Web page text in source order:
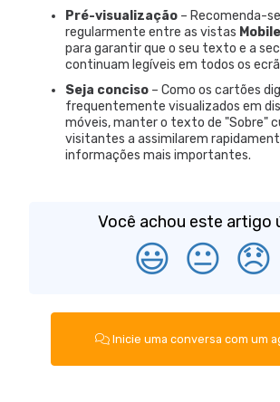
Pré-visualização – Recomenda-
regularmente entre as vistas Mobile
para garantir que o seu texto e a
continuam legíveis em todos os
Seja conciso – Como os cartões
frequentemente visualizados em
móveis, manter o texto de "Sobre"
visitantes a assimilarem
informações mais importantes.
Você achou este artigo
😃 😐 😞
Inicie uma conversa com um